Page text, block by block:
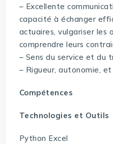
– Excellente
capacité à échanger
actuaires, vulgariser les
comprendre leurs
– Sens du service et du
– Rigueur, autonomie, et
Compétences
Technologies et Outils
Python Excel